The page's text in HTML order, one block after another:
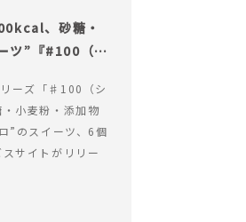
、砂糖・
ツ”『#100（シ
ーズ「♯100（シ
小麦粉・添加物
”のスイーツ、6個
サイトがリリー